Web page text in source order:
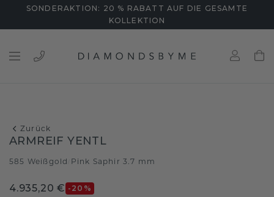
SONDERAKTION: 20 % RABATT AUF DIE GESAMTE
KOLLEKTION
Zurück
ARMREIF YENTL
585 Weißgold Pink Saphir 3.7 mm
4.935,20 € -20 %